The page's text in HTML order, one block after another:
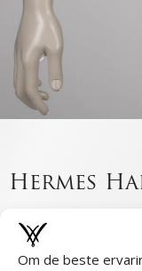
Om de beste
Hermes
Of betaal in 3